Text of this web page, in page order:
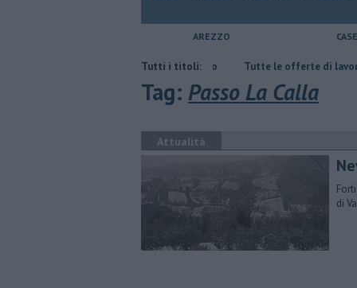
AREZZO
Tutti i titoli:
sfuggire alla furia del compagno ​Tutte le offerte di lavoro in
Tag: Passo La Calla
Attualità
di